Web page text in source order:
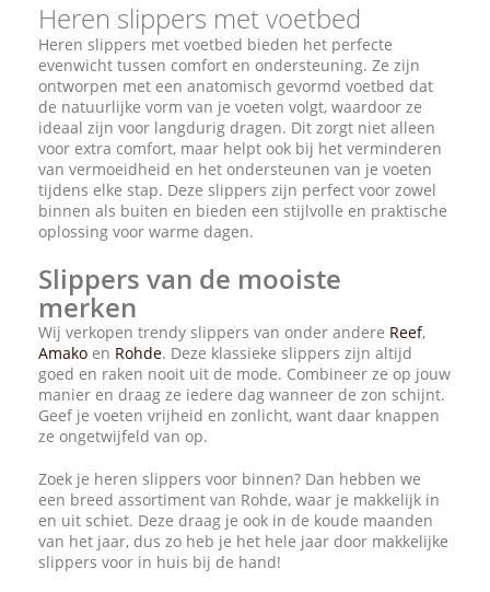
Heren slippers met voetbed
Heren slippers met voetbed bieden het perfecte
evenwicht tussen comfort en ondersteuning. Ze zijn
ontworpen met een anatomisch gevormd voetbed dat
de natuurlijke vorm van je voeten volgt, waardoor ze
ideaal zijn voor langdurig dragen. Dit zorgt niet alleen
voor extra comfort, maar helpt ook bij het verminderen
van vermoeidheid en het ondersteunen van je voeten
tijdens elke stap. Deze slippers zijn perfect voor zowel
binnen als buiten en bieden een stijlvolle en praktische
oplossing voor warme dagen.
Slippers van de mooiste
merken
Wij verkopen trendy slippers van onder andere Reef,
Amako en Rohde. Deze klassieke slippers zijn altijd
goed en raken nooit uit de mode. Combineer ze op jouw
manier en draag ze iedere dag wanneer de zon schijnt.
Geef je voeten vrijheid en zonlicht, want daar knappen
ze ongetwijfeld van op.
Zoek je heren slippers voor binnen? Dan hebben we
een breed assortiment van Rohde, waar je makkelijk in
en uit schiet. Deze draag je ook in de koude maanden
van het jaar, dus zo heb je het hele jaar door makkelijke
slippers voor in huis bij de hand!